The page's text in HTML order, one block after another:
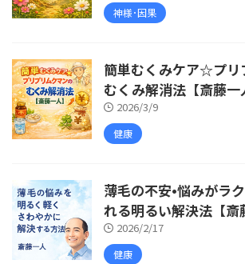
神様･因果
簡単むくみケア☆プリ
むくみ解消法【斎藤一
2026/3/9
健康
薄毛の不安•悩みがラ
れる明るい解決法【斎
2026/2/17
健康